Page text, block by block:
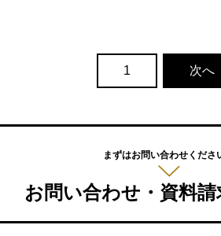
1 次へ
まずはお問い合わせくださ
お問い合わせ・資料